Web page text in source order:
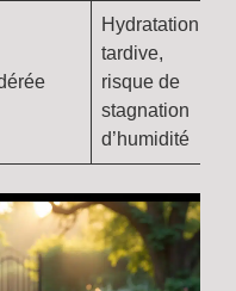
Hydratation
tardive,
risque de
stagnation
d’humidité